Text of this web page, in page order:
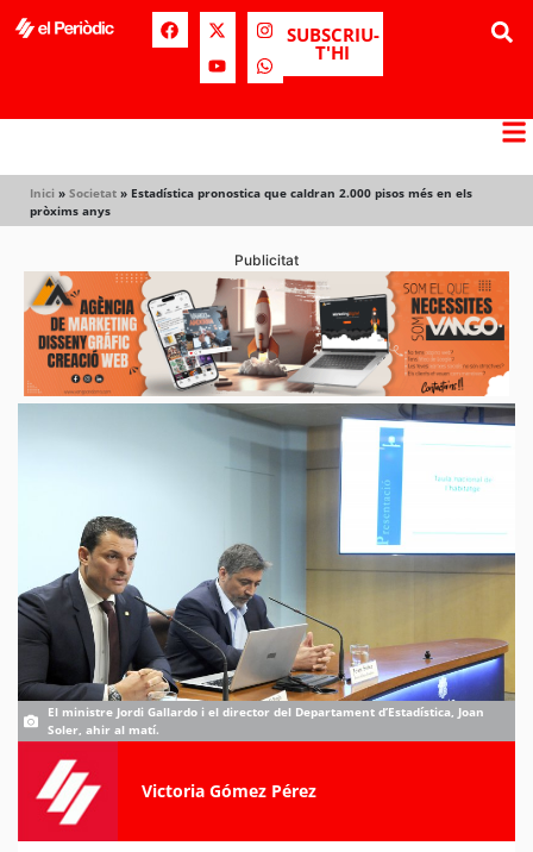
SUBSCRIU-
T'HI
Inici » Societat » Estadística pronostica que caldran 2.000 pisos més en els
pròxims anys
Publicitat
El ministre Jordi Gallardo i el director del Departament d’Estadística, Joan
Soler, ahir al matí.
Victoria Gómez Pérez